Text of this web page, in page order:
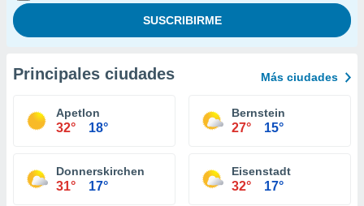
Principales ciudades Más ciudades
Apetlon
32° 18°
Bernstein
27° 15°
Donnerskirchen
31° 17°
Eisenstadt
32° 17°